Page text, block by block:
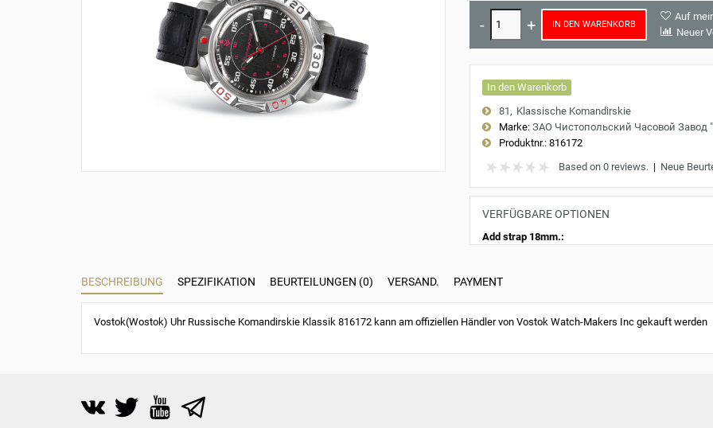
IN DEN WARENKORB
Auf
Neuer
In den Warenkorb
81
Klassische Komandirskie
Marke: ЗАО Чистопольский Часовой Завод
Produktnr.:816172
Based on 0 reviews.| Neue
VERFÜGBARE OPTIONEN
Add strap 18mm.:
BESCHREIBUNG SPEZIFIKATION BEURTEILUNGEN (0) VERSAND. PAYMENT
Vostok(Wostok) Uhr Russische Komandirskie Klassik 816172 kann am offiziellen Händler von Vostok Watch-Makers Inc gekauft werden